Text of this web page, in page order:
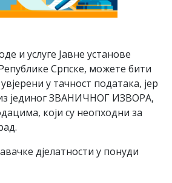
и услуге Јавне установе
Српске, можете бити
у тачност података, јер
јединог ЗВАНИЧНОГ ИЗВОРА,
који су неопходни за
дјелатности у понуди